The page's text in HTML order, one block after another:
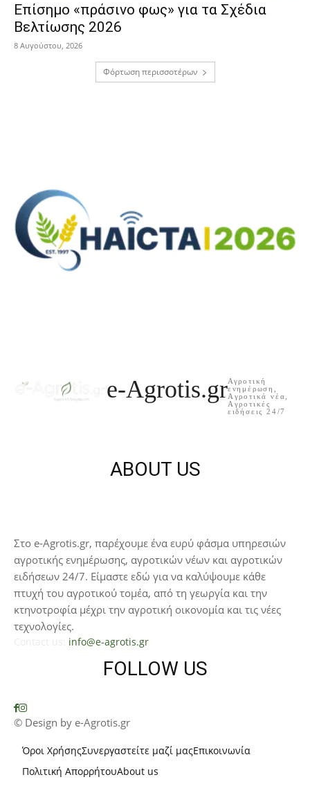
Επίσημο «πράσινο φως» για τα Σχέδια
Βελτίωσης 2026
8 Αυγούστου, 2026
Φόρτωση περισσοτέρων
e-Agrotis.grΑγροτική
ενημέρωση,
Aγροτικά νέα,
Aγροτικές
ειδήσεις 24/7
ABOUT US
Στο e-Agrotis.gr, παρέχουμε ένα ευρύ φάσμα υπηρεσιών
αγροτικής ενημέρωσης, αγροτικών νέων και αγροτικών
ειδήσεων 24/7. Είμαστε εδώ για να καλύψουμε κάθε
πτυχή του αγροτικού τομέα, από τη γεωργία και την
κτηνοτροφία μέχρι την αγροτική οικονομία και τις νέες
τεχνολογίες.
info@e-agrotis.gr
FOLLOW US
© Design by e-Agrotis.gr
Όροι ΧρήσηςΣυνεργαστείτε μαζί μαςΕπικοινωνία
Πολιτική ΑπορρήτουAbout us